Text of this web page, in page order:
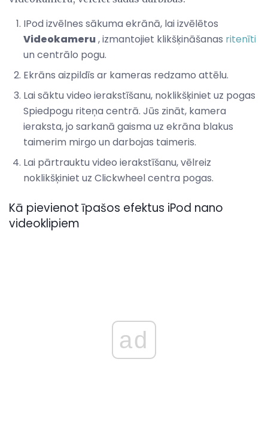
IPod izvēlnes sākuma ekrānā, lai izvēlētos
Videokameru, izmantojiet klikšķināšanas ritenīti
un centrālo pogu.
Ekrāns aizpildīs ar kameras redzamo attēlu.
Lai sāktu video ierakstīšanu, noklikšķiniet uz pogas
Spiedpogu riteņa centrā. Jūs zināt, kamera
ieraksta, jo sarkanā gaisma uz ekrāna blakus
taimerim mirgo un darbojas taimeris.
Lai pārtrauktu video ierakstīšanu, vēlreiz
noklikšķiniet uz Clickwheel centra pogas.
Kā pievienot īpašos efektus iPod nano
videoklipiem
ad